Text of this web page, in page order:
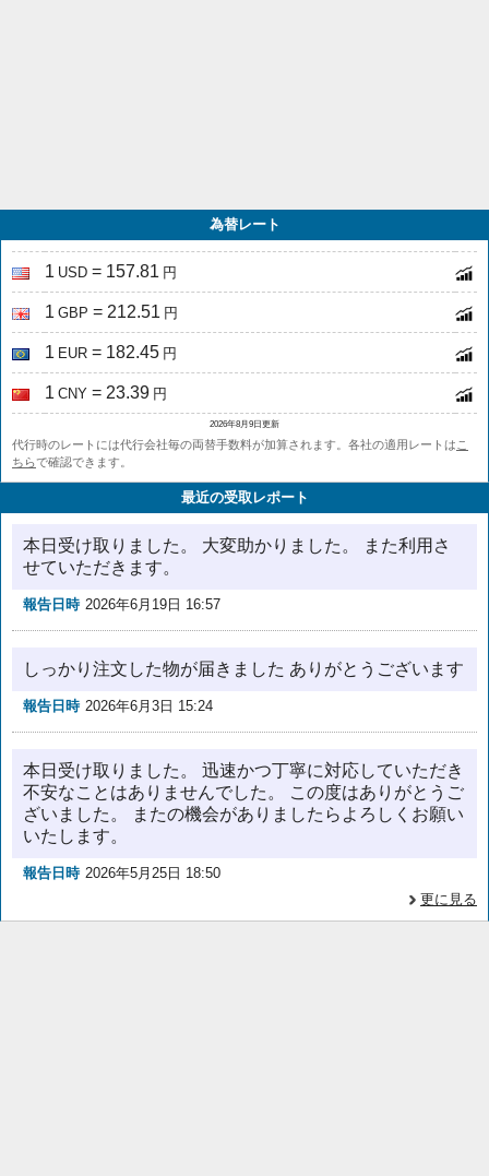
為替レート
1 USD = 157.81 円
1 GBP = 212.51 円
1 EUR = 182.45 円
1 CNY = 23.39 円
2026年8月9日更新
代行時のレートには代行会社毎の両替手数料が加算されます。各社の適用レートはこ
ちらで確認できます。
最近の受取レポート
本日受け取りました。 大変助かりました。 また利用さ
せていただきます。
報告日時 2026年6月19日 16:57
しっかり注文した物が届きました ありがとうございます
報告日時 2026年6月3日 15:24
本日受け取りました。 迅速かつ丁寧に対応していただき
不安なことはありませんでした。 この度はありがとうご
ざいました。 またの機会がありましたらよろしくお願い
いたします。
報告日時 2026年5月25日 18:50
更に見る